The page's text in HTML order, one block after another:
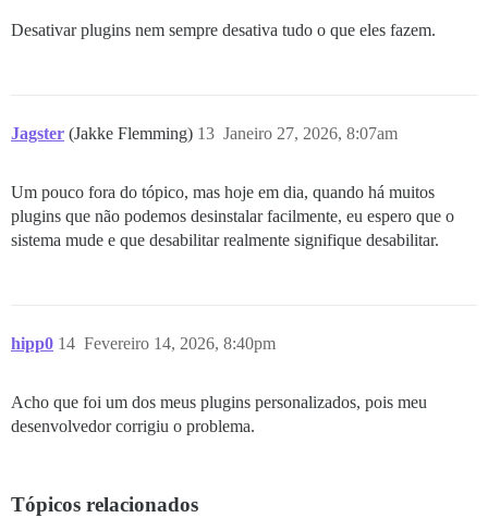
Desativar plugins nem sempre desativa tudo o que eles fazem.
Jagster (Jakke Flemming) Janeiro 27, 2026, 8:07am
13
Um pouco fora do tópico, mas hoje em dia, quando há muitos
plugins que não podemos desinstalar facilmente, eu espero que o
sistema mude e que desabilitar realmente signifique desabilitar.
hipp0 Fevereiro 14, 2026, 8:40pm
14
Acho que foi um dos meus plugins personalizados, pois meu
desenvolvedor corrigiu o problema.
Tópicos relacionados